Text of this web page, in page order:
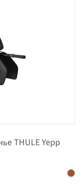
THULE Yepp